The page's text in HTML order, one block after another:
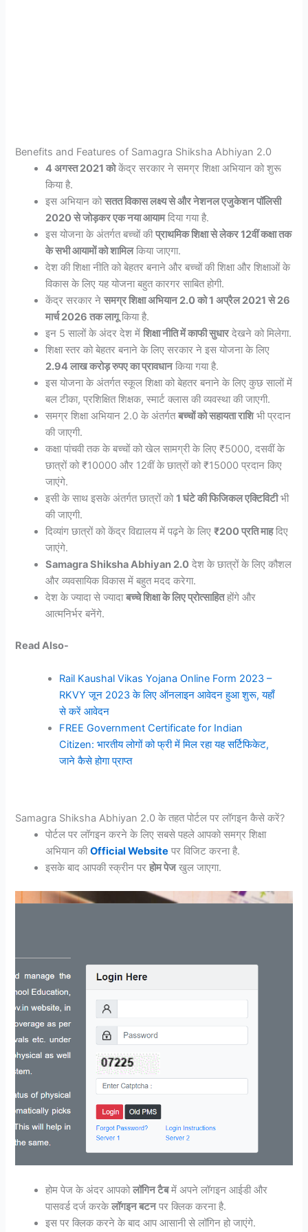
Benefits and Features of Samagra Shiksha Abhiyan 2.0
4 अगस्त 2021 कोकेंद्र सरकार ने समग्र शिक्षा अभियान को शुरू
किया है.
इस अभियान कोसतत विकास लक्ष्य से और नेशनल एजुकेशन पॉलिसी
2020 से जोड़कर एक नया आयामदिया गया है.
इस योजना के अंतर्गत बच्चों कीप्राथमिक शिक्षा से लेकर 12वीं कक्षा तक
के सभी आयामों को शामिलकिया जाएगा.
देश की शिक्षा नीति को बेहतर बनाने और बच्चों की शिक्षा और शिक्षाओं के
विकास के लिए यह योजना बहुत कारगर साबित होगी.
केंद्र सरकार नेसमग्र शिक्षा अभियान 2.0 को 1 अप्रैल 2021 से 26
मार्च 2026 तक लागूकिया है.
इन 5 सालों के अंदर देश मेंशिक्षा नीति में काफी सुधारदेखने को मिलेगा.
शिक्षा स्तर को बेहतर बनाने के लिए सरकार ने इस योजना के लिए
2.94 लाख करोड़ रुपए का प्रावधानकिया गया है.
इस योजना के अंतर्गत स्कूल शिक्षा को बेहतर बनाने के लिए कुछ सालों में
बल टीका, प्रशिक्षित शिक्षक, स्मार्ट क्लास की व्यवस्था की जाएगी.
समग्र शिक्षा अभियान 2.0 के अंतर्गतबच्चों को सहायता राशिभी प्रदान
की जाएगी.
कक्षा पांचवी तक के बच्चों को खेल सामग्री के लिए ₹5000, दसवीं के
छात्रों को ₹10000 और 12वीं के छात्रों को ₹15000 प्रदान किए
जाएंगे.
इसी के साथ इसके अंतर्गत छात्रों को1 घंटे की फिजिकल एक्टिविटीभी
की जाएगी.
दिव्यांग छात्रों को केंद्र विद्यालय में पढ़ने के लिए₹200 प्रति माहदिए
जाएंगे.
Samagra Shiksha Abhiyan 2.0 देश के छात्रों के लिए कौशल
और व्यवसायिक विकास में बहुत मदद करेगा.
देश के ज्यादा से ज्यादाबच्चे शिक्षा के लिए प्रोत्साहितहोंगे और
आत्मनिर्भर बनेंगे.
Read Also-
Rail Kaushal Vikas Yojana Online Form 2023 –
RKVY जून 2023 के लिए ऑनलाइन आवेदन हुआ शुरू, यहाँ
से करें आवेदन
FREE Government Certificate for Indian
Citizen: भारतीय लोगों को फ्री में मिल रहा यह सर्टिफिकेट,
जाने कैसे होगा प्राप्त
Samagra Shiksha Abhiyan 2.0 के तहत पोर्टल पर लॉगइन कैसे करें?
पोर्टल पर लॉगइन करने के लिए सबसे पहले आपको समग्र शिक्षा
अभियान कीOfficial Website पर विजिट करना है.
इसके बाद आपकी स्क्रीन परहोम पेजखुल जाएगा.
होम पेज के अंदर आपकोलॉगिन टैबमें अपने लॉगइन आईडी और
पासवर्ड दर्ज करकेलॉगइन बटनपर क्लिक करना है.
इस पर क्लिक करने के बाद आप आसानी से लॉगिन हो जाएंगे.